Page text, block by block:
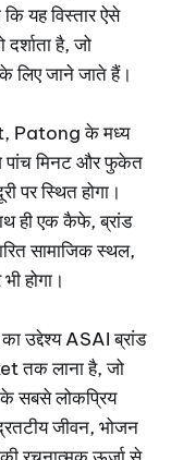
यह विस्तार ऐसे
है, जो
लिए जाने जाते हैं।
Patong के मध्य
पांच मिनट और फुकेत
पर स्थित होगा।
ही एक कैफे, ब्रांड
सामाजिक स्थल,
होगा।
उद्देश्य ASAI ब्रांड
तक लाना है, जो
के सबसे लोकप्रिय
जीवन, भोजन